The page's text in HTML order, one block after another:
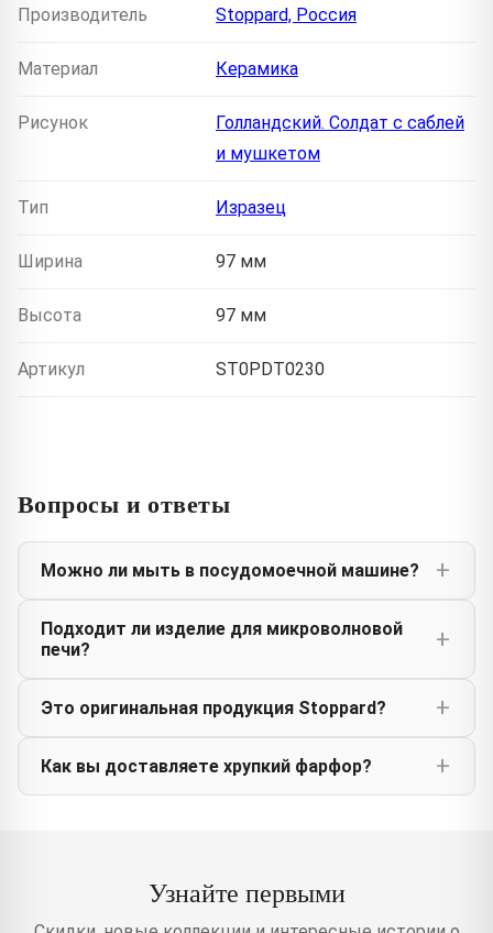
Производитель Stoppard, Россия
Материал Керамика
Рисунок
Голландский. Солдат с саблей
и мушкетом
Тип Изразец
Ширина 97 мм
Высота 97 мм
Артикул ST0PDT0230
Вопросы и ответы
Можно ли мыть в посудомоечной машине?
Подходит ли изделие для микроволновой
печи?
Это оригинальная продукция Stoppard?
Как вы доставляете хрупкий фарфор?
Узнайте первыми